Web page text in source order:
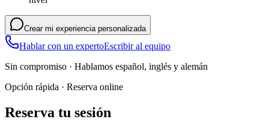
Crear mi experiencia personalizada
Hablar con un expertoEscribir al equipo
Sin compromiso · Hablamos español, inglés y alemán
Opción rápida · Reserva online
Reserva tu sesión